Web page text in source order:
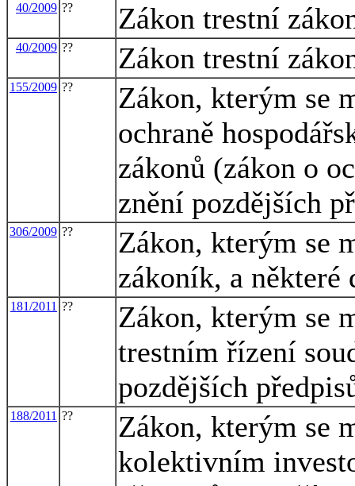
40/2009 ?? Zákon trestní
40/2009 ?? Zákon trestní
155/2009 ??
Zákon, kterým se
ochraně
zákonů (zákon o
znění pozdějších
306/2009 ??
Zákon, kterým se
zákoník, a některé
181/2011 ??
Zákon, kterým se
trestním řízení
pozdějších
188/2011 ??
Zákon, kterým se
kolektivním